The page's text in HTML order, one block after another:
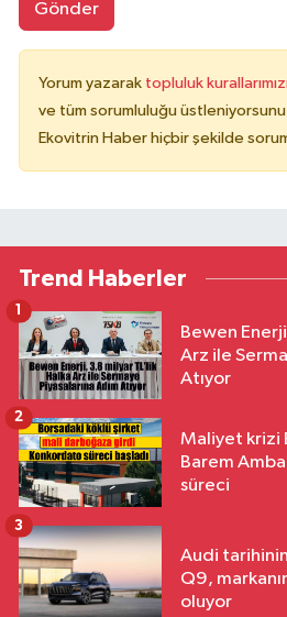
Gönder
Yorum yazarak topluluk
ve tüm sorumluluğu
Ekovitrin Haber hiçbir şekilde
Trend Haberler
Bewen
Arz ile
Atıyor
1
Maliyet krizi
Barem
süreci
2
Audi
Q9,
oluyor
3